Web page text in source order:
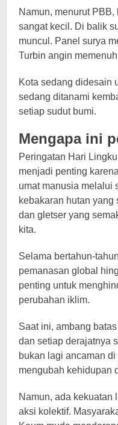
Namun, menurut
sangat kecil. Di balik
muncul. Panel surya
Turbin angin
Kota sedang didesain
sedang ditanami
setiap sudut bumi.
Mengapa ini
Peringatan Hari
menjadi penting
umat manusia melalui
kebakaran hutan yang
dan gletser yang
kita.
Selama bertahun-
pemanasan global
penting untuk
perubahan iklim.
Saat ini, ambang
dan setiap derajatnya
bukan lagi ancaman
mengubah kehidupan
Namun, ada kekuatan
aksi kolektif.